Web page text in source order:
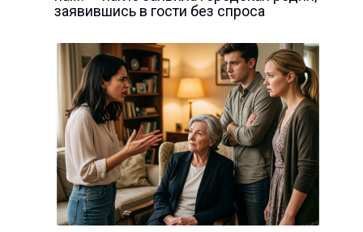
заявившись в гости без спроса